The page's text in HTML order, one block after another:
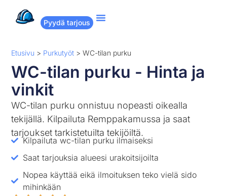
Pyydä tarjous
Etusivu > Purkutyöt >WC-tilan purku
WC-tilan purku - Hinta ja
vinkit
WC-tilan purku onnistuu nopeasti oikealla
tekijällä. Kilpailuta Remppakamussa ja saat
tarjoukset tarkistetuilta tekijöiltä.
Kilpailuta wc-tilan purku ilmaiseksi
Saat tarjouksia alueesi urakoitsijoilta
Nopea käyttää eikä ilmoituksen teko vielä sido
mihinkään